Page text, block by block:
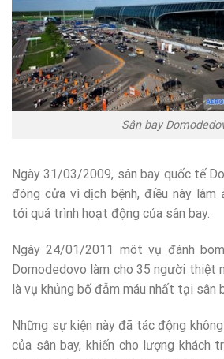
Sân bay
Ngày 31/03/2009, sân bay quốc tế
đóng cửa vì dịch bệnh, điều này làm
tới quá trình hoạt động của sân bay.
Ngày 24/01/2011 môt vụ đánh
Domodedovo làm cho 35 người thiệt
là vụ khủng bố đẫm máu nhất tại sân
Những sự kiện này đã tác động
của sân bay, khiến cho lượng khách